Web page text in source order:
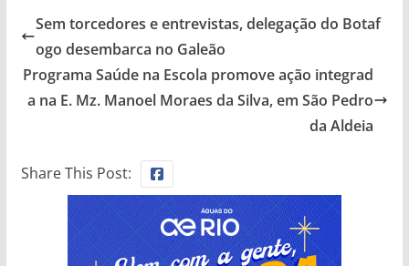
Sem torcedores e entrevistas, delegação do Botaf
ogo desembarca no Galeão
Programa Saúde na Escola promove ação integrad
a na E. Mz. Manoel Moraes da Silva, em São Pedro
da Aldeia
Share This Post: